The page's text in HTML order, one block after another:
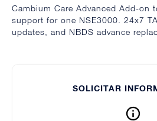
Cambium Care Advanced Add-on
support for one NSE3000. 24x7
updates, and NBDS advance
SOLICITAR